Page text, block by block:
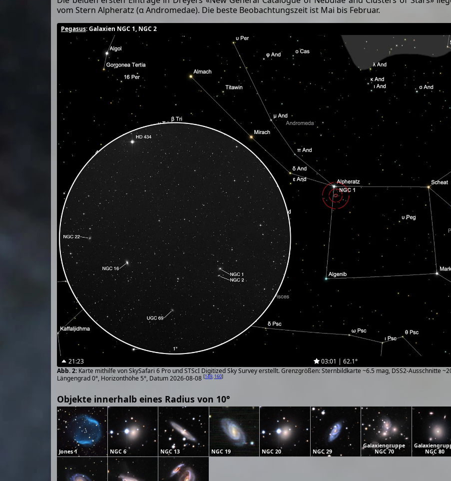
vom Stern Alpheratz (α Andromedae). Die beste Beobachtungszeit ist Mai bis Februar.
Pegasus: Galaxien NGC 1, NGC 2
21:23 03:01 | 62.1°
Karte mithilfe von SkySafari 6 Pro und STScI Digitized Sky Survey erstellt. Grenzgrößen: Sternbildkarte ~6.5 mag, DSS2-Ausschnitte
Längengrad 0°, Horizonthöhe 5°, Datum 2026-08-08 [149, 160]
Objekte innerhalb eines Radius von 10°
Jones 1 NGC 6 NGC 13 NGC 19 NGC 20 NGC 29
Galaxiengruppe
NGC 70
NGC 80